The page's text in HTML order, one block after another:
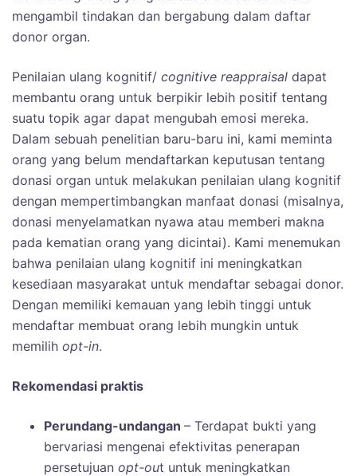
mengambil tindakan dan bergabung dalam daftar
donor organ.
Penilaian ulang kognitif/ cognitive reappraisal dapat
membantu orang untuk berpikir lebih positif tentang
suatu topik agar dapat mengubah emosi mereka.
Dalam sebuah penelitian baru-baru ini, kami meminta
orang yang belum mendaftarkan keputusan tentang
donasi organ untuk melakukan penilaian ulang kognitif
dengan mempertimbangkan manfaat donasi (misalnya,
donasi menyelamatkan nyawa atau memberi makna
pada kematian orang yang dicintai). Kami menemukan
bahwa penilaian ulang kognitif ini meningkatkan
kesediaan masyarakat untuk mendaftar sebagai donor.
Dengan memiliki kemauan yang lebih tinggi untuk
mendaftar membuat orang lebih mungkin untuk
memilih opt-in.
Rekomendasi praktis
Perundang-undangan – Terdapat bukti yang
bervariasi mengenai efektivitas penerapan
persetujuan opt-out untuk meningkatkan